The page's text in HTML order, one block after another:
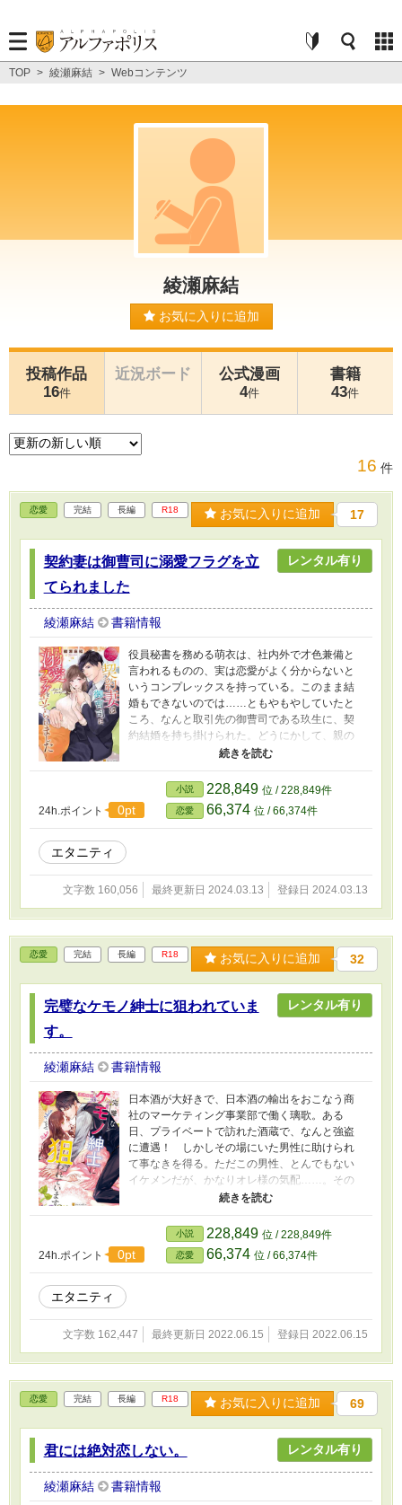
TOP > 綾瀬麻結 > Webコンテンツ
綾瀬麻結
お気に入りに追加
投稿作品
16件
近況ボード
公式漫画
4件
書籍
43件
16 件
恋愛 完結 長編 R18 お気に入りに追加 17
契約妻は御曹司に溺愛フラグを立
てられました
レンタル有り
綾瀬麻結 書籍情報
役員秘書を務める萌衣は、社内外で才色兼備と
言われるものの、実は恋愛がよく分からないと
いうコンプレックスを持っている。このまま結
婚もできないのでは……ともやもやしていたと
ころ、なんと取引先の御曹司である玖生に、契
約結婚を持ち掛けられた。どうにかして、親の
すすめる政略結婚を避けたいらしい。こんなチ
萌衣は、その申し出を受けることに。そうして
始まった二人の新婚生活は、お互いに干渉し過
ぎず、想像以上に快適！ このまま穏やかに暮
らしていければと思っていたら、突然玖生に夫
24h.ポイント 0pt
小説 228,849 位 / 228,849件
恋愛 66,374 位 / 66,374件
エタニティ
文字数 160,056 最終更新日 2024.03.13 登録日 2024.03.13
恋愛 完結 長編 R18 お気に入りに追加 32
完璧なケモノ紳士に狙われていま
す。
レンタル有り
綾瀬麻結 書籍情報
日本酒が大好きで、日本酒の輸出をおこなう商
社のマーケティング事業部で働く璃歌。ある
日、プライベートで訪れた酒蔵で、なんと強盗
に遭遇！ しかしその場にいた男性に助けられ
て事なきを得る。ただこの男性、とんでもない
イケメンだが、かなりオレ様の気配……。その
時初めて、璃歌は彼が自分の勤める会社の取締
であることに気がつく。社内では優しく紳士的
な彼の本性を知った璃歌は、面倒事の気配を感
じて、彼に関わらないことを決意。ところがそ
んな璃歌に煌人は興味を持ったらしく、ぐいぐ
24h.ポイント 0pt
小説 228,849 位 / 228,849件
恋愛 66,374 位 / 66,374件
エタニティ
文字数 162,447 最終更新日 2022.06.15 登録日 2022.06.15
恋愛 完結 長編 R18 お気に入りに追加 69
君には絶対恋しない。 レンタル有り
綾瀬麻結 書籍情報